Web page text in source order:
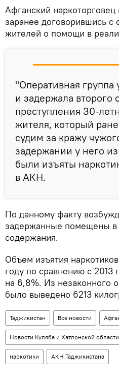
Афганский
заранее договорившись
жителей о помощи в
"Оперативная группа
и задержала второго
преступления 30-
жителя, который
судим за кражу
задержании у него
были изъяты
в АКН.
По данному факту
задержанные помещены в
содержания.
Объем изъятия
году по сравнению с 2013
на 6,8%. Из незаконного
было выведено 6213
Таджикистан Все новости
Новости Куляба и Хатлонской области
наркотики АКН Таджикистана